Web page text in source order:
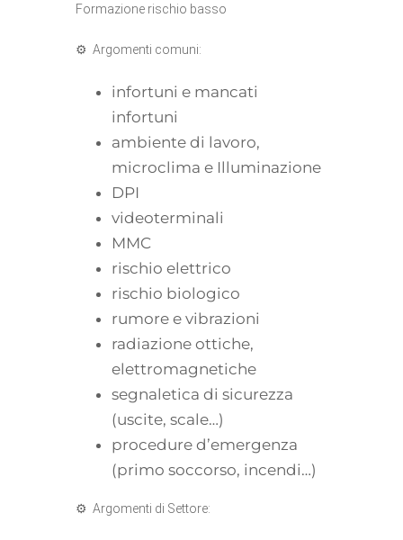
Formazione rischio basso
⚙ Argomenti comuni:
infortuni e mancati
infortuni
ambiente di lavoro,
microclima e Illuminazione
DPI
videoterminali
MMC
rischio elettrico
rischio biologico
rumore e vibrazioni
radiazione ottiche,
elettromagnetiche
segnaletica di sicurezza
(uscite, scale…)
procedure d’emergenza
(primo soccorso, incendi…)
⚙ Argomenti di Settore: